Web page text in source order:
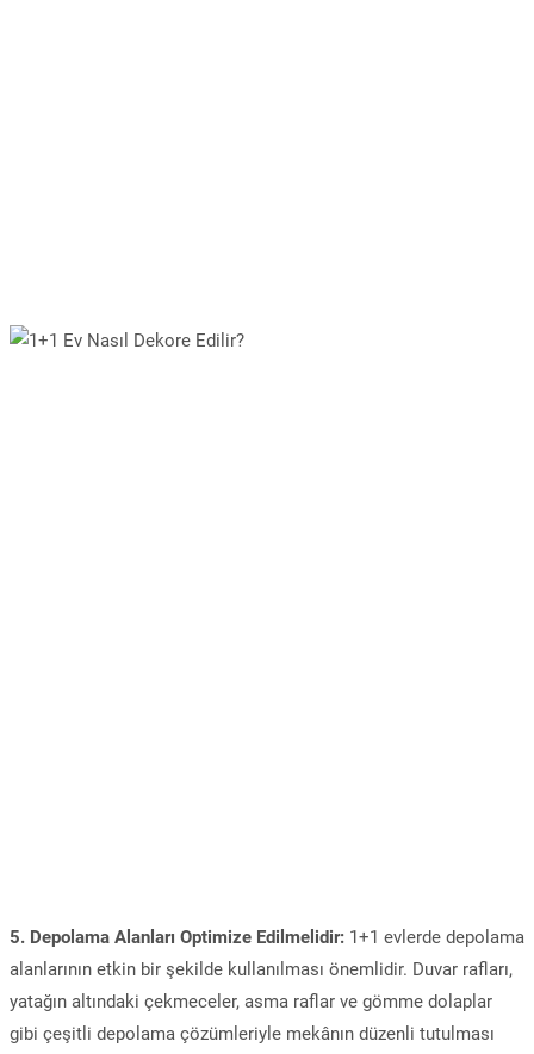
5. Depolama Alanları Optimize Edilmelidir: 1+1 evlerde depolama
alanlarının etkin bir şekilde kullanılması önemlidir. Duvar rafları,
yatağın altındaki çekmeceler, asma raflar ve gömme dolaplar
gibi çeşitli depolama çözümleriyle mekânın düzenli tutulması